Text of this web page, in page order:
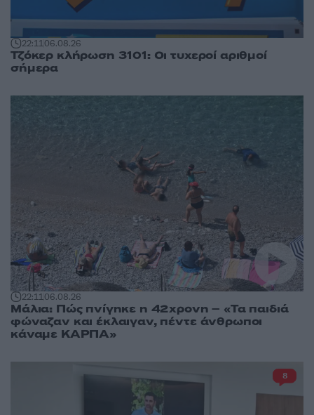
22:1106.08.26
Τζόκερ κλήρωση 3101: Οι τυχεροί αριθμοί
σήμερα
22:1106.08.26
Μάλια: Πώς πνίγηκε η 42χρονη – «Τα παιδιά
φώναζαν και έκλαιγαν, πέντε άνθρωποι
κάναμε ΚΑΡΠΑ»
8